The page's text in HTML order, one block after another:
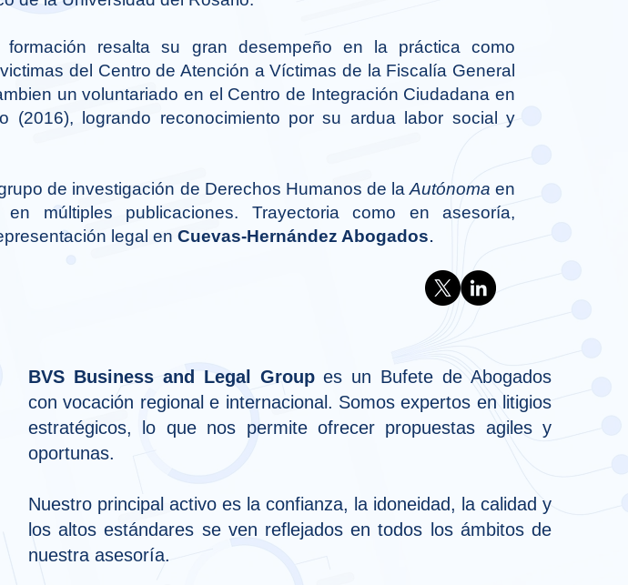
resalta su gran desempeño en la práctica como
del Centro de Atención a Víctimas de la Fiscalía General
un voluntariado en el Centro de Integración Ciudadana en
(2016), logrando reconocimiento por su ardua labor social y
de investigación de Derechos Humanos de la Autónoma en
en múltiples publicaciones. Trayectoria como en asesoría,
legal en Cuevas-Hernández Abogados.
BVS Business and Legal Groupes un Bufete de Abogados
con vocación regional e internacional. Somos expertos en litigios
estratégicos, lo que nos permite ofrecer propuestas agiles y
oportunas.
Nuestro principal activo es la confianza, la idoneidad, la calidad y
los altos estándares se ven reflejados en todos los ámbitos de
nuestra asesoría.